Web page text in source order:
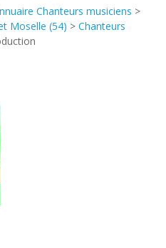
Chanteurs musiciens >
Moselle (54) > Chanteurs